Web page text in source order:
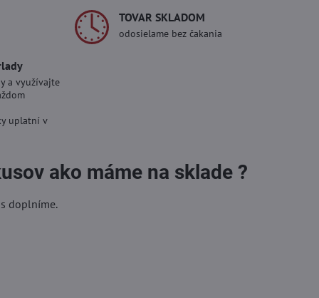
TOVAR SKLADOM
odosielame bez čakania
a využívajte
uplatní v
ako máme na sklade ?
doplníme.